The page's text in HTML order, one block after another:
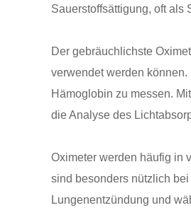
Sauerstoffsättigung, oft als
Der gebräuchlichste
verwendet werden
Hämoglobin zu messen.
die Analyse des
Oximeter werden häufig in
sind besonders nützlich
Lungenentzündung und